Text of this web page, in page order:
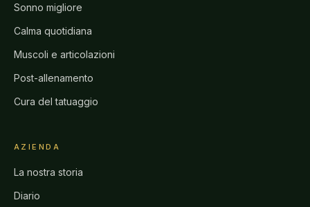
Sonno migliore
Calma quotidiana
Muscoli e articolazioni
Post-allenamento
Cura del tatuaggio
AZIENDA
La nostra storia
Diario